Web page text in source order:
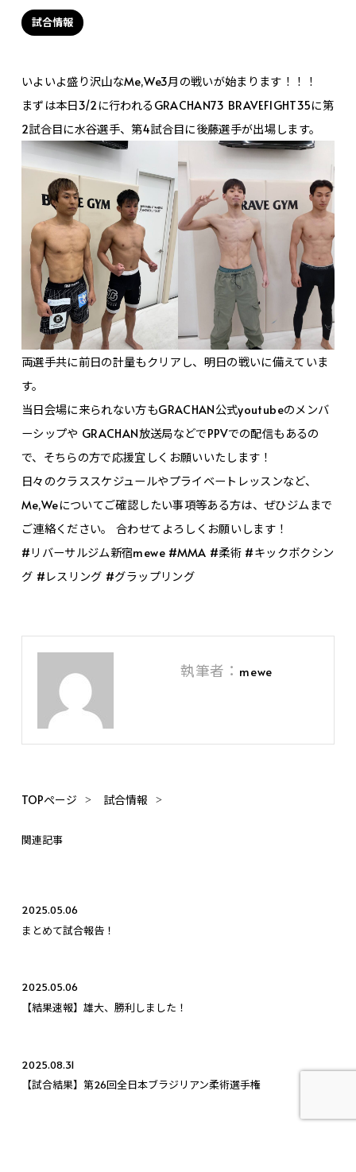
試合情報
いよいよ盛り沢山なMe,We3月の戦いが始まります！！！
まずは本日3/2に行われるGRACHAN73 BRAVEFIGHT35に第
2試合目に水谷選手、第4試合目に後藤選手が出場します。
両選手共に前日の計量もクリアし、明日の戦いに備えていま
す。
当日会場に来られない方もGRACHAN公式youtubeのメンバ
ーシップや GRACHAN放送局などでPPVでの配信もあるの
で、そちらの方で応援宜しくお願いいたします！
日々のクラススケジュールやプライベートレッスンなど、
Me,Weについてご確認したい事項等ある方は、ぜひジムまで
ご連絡ください。 合わせてよろしくお願いします！
#リバーサルジム新宿mewe #MMA #柔術 #キックボクシン
グ #レスリング #グラップリング
執筆者： mewe
TOPページ 試合情報
関連記事
2025.05.06
まとめて試合報告！
2025.05.06
【結果速報】雄大、勝利しました！
2025.08.31
【試合結果】第26回全日本ブラジリアン柔術選手権